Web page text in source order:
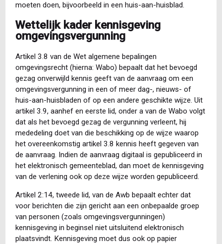
moeten doen, bijvoorbeeld in een huis-aan-huisblad.
Wettelijk kader kennisgeving
omgevingsvergunning
Artikel 3.8 van de Wet algemene bepalingen
omgevingsrecht (hierna: Wabo) bepaalt dat het bevoegd
gezag onverwijld kennis geeft van de aanvraag om een
omgevingsvergunning in een of meer dag-, nieuws- of
huis-aan-huisbladen of op een andere geschikte wijze. Uit
artikel 3.9, aanhef en eerste lid, onder a van de Wabo volgt
dat als het bevoegd gezag de vergunning verleent, hij
mededeling doet van die beschikking op de wijze waarop
het overeenkomstig artikel 3.8 kennis heeft gegeven van
de aanvraag. Indien de aanvraag digitaal is gepubliceerd in
het elektronisch gemeenteblad, dan moet de kennisgeving
van de verlening ook op deze wijze worden gepubliceerd.
Artikel 2:14, tweede lid, van de Awb bepaalt echter dat
voor berichten die zijn gericht aan een onbepaalde groep
van personen (zoals omgevingsvergunningen)
kennisgeving in beginsel niet uitsluitend elektronisch
plaatsvindt. Kennisgeving moet dus ook op papier